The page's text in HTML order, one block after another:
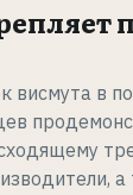
висмута в